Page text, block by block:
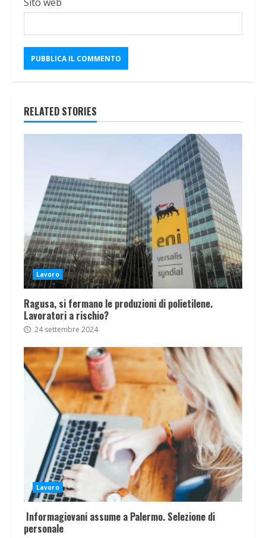
RELATED STORIES
Lavoro
Ragusa, si fermano le produzioni di polietilene.
Lavoratori a rischio?
24 settembre 2024
Lavoro
Informagiovani assume a Palermo. Selezione di
personale